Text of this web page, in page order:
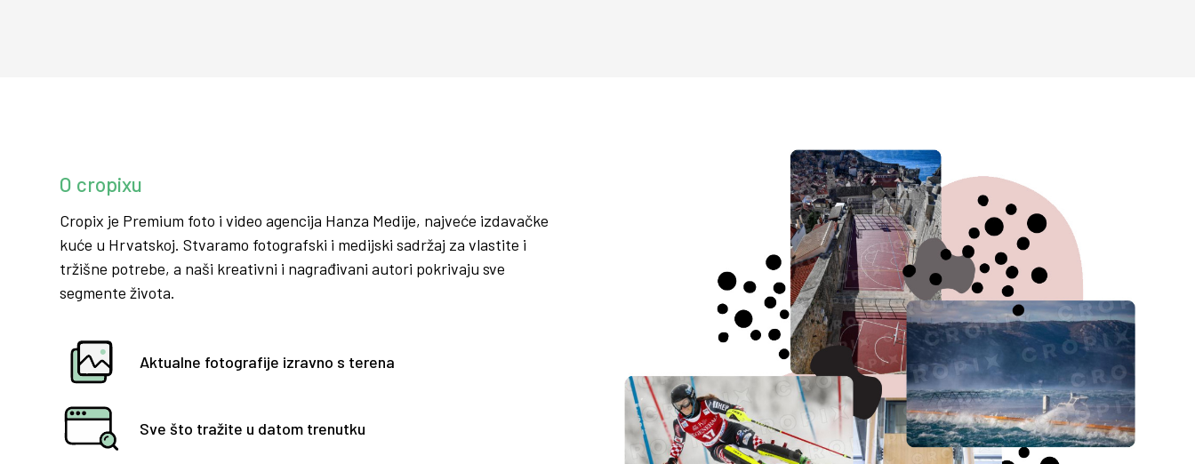
O cropixu
Cropix je Premium foto i video agencija Hanza Medije, najveće izdavačke
kuće u Hrvatskoj. Stvaramo fotografski i medijski sadržaj za vlastite i
tržišne potrebe, a naši kreativni i nagrađivani autori pokrivaju sve
segmente života.
Aktualne fotografije izravno s terena
Sve što tražite u datom trenutku